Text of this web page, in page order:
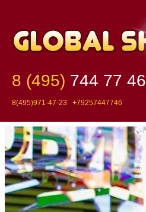
8 (495) 744 77 46
8(495)971-47-23 +79257447746